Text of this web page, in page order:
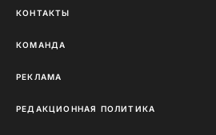
КОНТАКТЫ
КОМАНДА
РЕКЛАМА
РЕДАКЦИОННАЯ ПОЛИТИКА